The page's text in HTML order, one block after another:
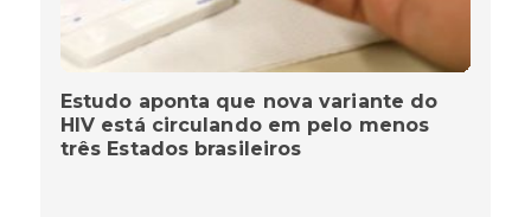
Estudo aponta que nova variante do
HIV está circulando em pelo menos
três Estados brasileiros